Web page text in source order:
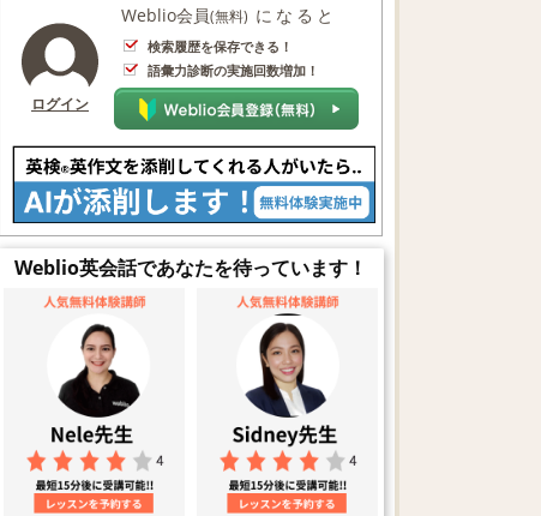
ログイン
Weblio会員(無料) になると
検索履歴を保存できる！
語彙力診断の実施回数増加！
Weblio英会話であなたを待っています！